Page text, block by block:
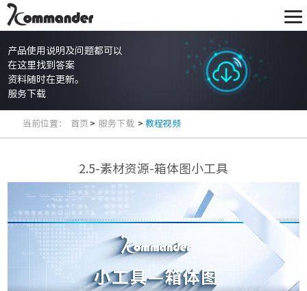
产品使用说明及问题都可以
在这里找到答案
资料随时在更新。
服务下载
当前位置： 首页 > 服务下载 >教程视频
2.5-素材资源-箱体图小工具